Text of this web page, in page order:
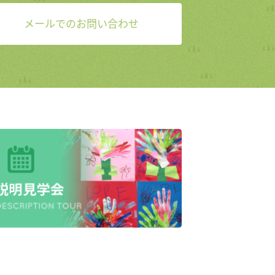
メールでのお問い合わせ